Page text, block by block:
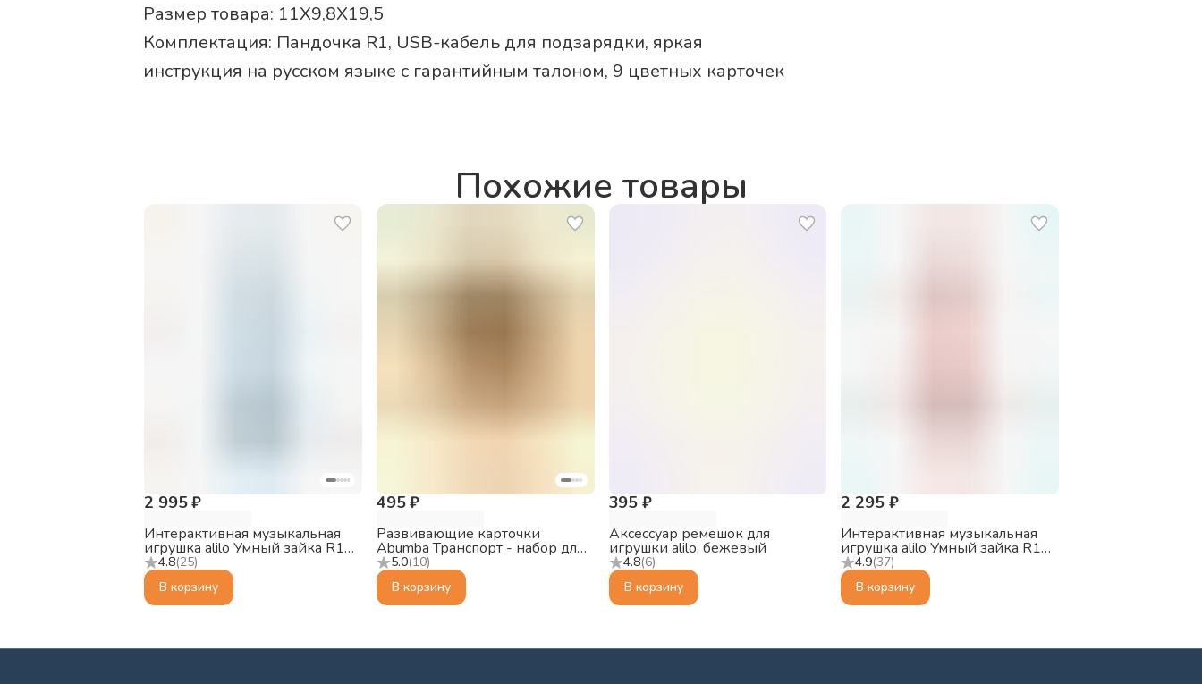
Размер товара: 11X9,8X19,5
Комплектация: Пандочка R1, USB-кабель для подзарядки, яркая
инструкция на русском языке с гарантийным талоном, 9 цветных карточек
Похожие товары
4.8(25)
2 995 ₽
Интерактивная музыкальная
игрушка alilo Умный зайка R1
Синий трактор
В корзину
5.0(10)
495 ₽
Развивающие карточки
Abumba Транспорт - набор для
Abumba Малыш Лисёнок F1
В корзину
4.8(6)
395 ₽
Аксессуар ремешок для
игрушки alilo, бежевый
В корзину
4.9(37)
2 295 ₽
Интерактивная музыкальная
игрушка alilo Умный зайка R1+
Yoyo, розовый
В корзину